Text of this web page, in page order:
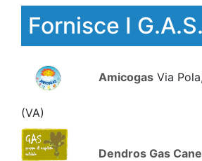
Fornisce I G.A.S.
Amicogas Via
(VA)
Dendros Gas